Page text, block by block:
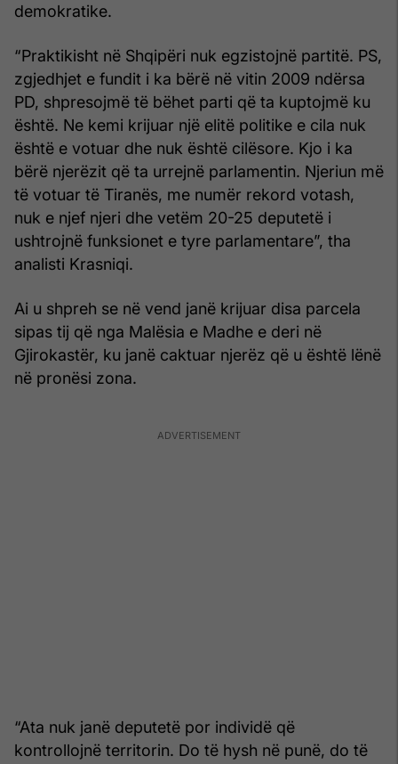
demokratike.
“Praktikisht në Shqipëri nuk egzistojnë partitë. PS,
zgjedhjet e fundit i ka bërë në vitin 2009 ndërsa
PD, shpresojmë të bëhet parti që ta kuptojmë ku
është. Ne kemi krijuar një elitë politike e cila nuk
është e votuar dhe nuk është cilësore. Kjo i ka
bërë njerëzit që ta urrejnë parlamentin. Njeriun më
të votuar të Tiranës, me numër rekord votash,
nuk e njef njeri dhe vetëm 20-25 deputetë i
ushtrojnë funksionet e tyre parlamentare”, tha
analisti Krasniqi.
Ai u shpreh se në vend janë krijuar disa parcela
sipas tij që nga Malësia e Madhe e deri në
Gjirokastër, ku janë caktuar njerëz që u është lënë
në pronësi zona.
“Ata nuk janë deputetë por individë që
kontrollojnë territorin. Do të hysh në punë, do të